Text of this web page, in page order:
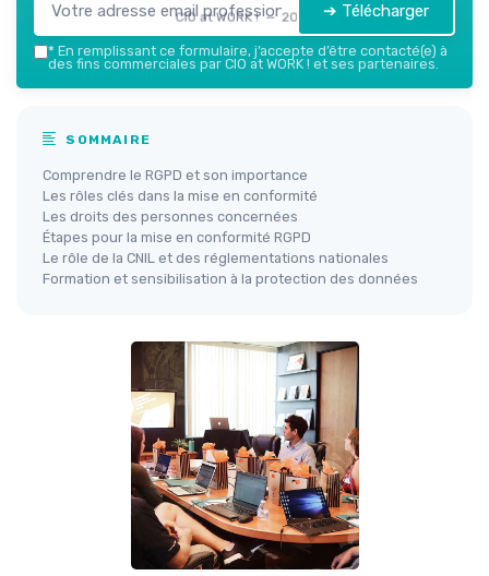
CIO at WORK ! — 2026 ➔ Télécharger
* En remplissant ce formulaire, j’accepte d’être contacté(e) à
des fins commerciales par CIO at WORK ! et ses partenaires.
SOMMAIRE
Comprendre le RGPD et son importance
Les rôles clés dans la mise en conformité
Les droits des personnes concernées
Étapes pour la mise en conformité RGPD
Le rôle de la CNIL et des réglementations nationales
Formation et sensibilisation à la protection des données